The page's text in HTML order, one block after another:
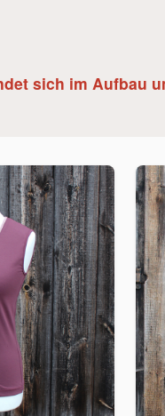
sich im Aufbau